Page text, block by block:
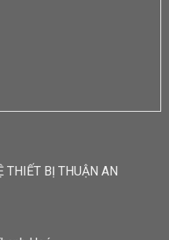
THIẾT BỊ THUẬN AN